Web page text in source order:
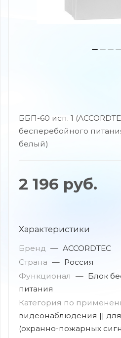
ББП-60 исп. 1
бесперебойного
белый)
2 196 руб.
Характеристики
Бренд — ACCORDTEC
Страна — Россия
Функционал — Блок
питания
Категория по
видеонаблюдения ||
(охранно-пожарных